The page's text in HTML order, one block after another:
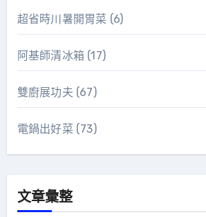
超省時川暑開胃菜 (6)
阿基師清冰箱(17)
雙廚展功夫 (67)
電鍋出好菜 (73)
文章彙整